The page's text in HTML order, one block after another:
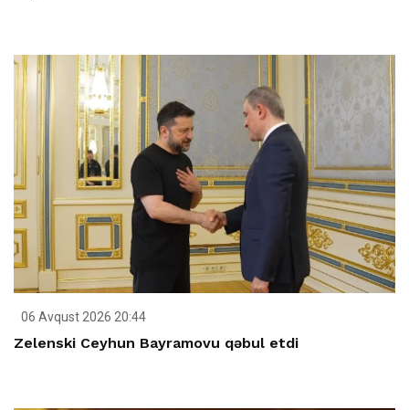
06 Avqust 2026 20:44
Zelenski Ceyhun Bayramovu qəbul etdi